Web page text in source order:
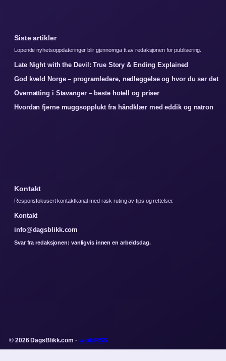
Siste artikler
Lopende nyhetsoppdateringer blir gjennomga tt av redaksjonen for publisering.
Late Night with the Devil: True Story & Ending Explained
God kveld Norge – programledere, nedleggelse og hvor du ser det
Overnatting i Stavanger – beste hotell og priser
Hvordan fjerne muggsopplukt fra håndklær med eddik og natron
Kontakt
Responsfokusert kontaktkanal med rask ruting av tips og rettelser.
Kontakt
info@dagsblikk.com
Svar fra redaksjonen: vanligvis innen en arbeidsdag.
© 2026 DagsBlikk.com · WorldRSS